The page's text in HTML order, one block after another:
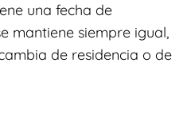
una fecha de
mantiene siempre igual,
de residencia o de